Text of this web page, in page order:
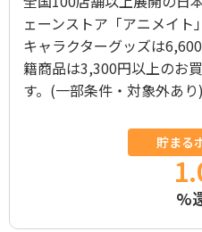
ェーンストア「アニメイト
キャラクターグッズは
籍商品は3,300円以上のお
す。(一部条件・対象外あり)
貯まる
%